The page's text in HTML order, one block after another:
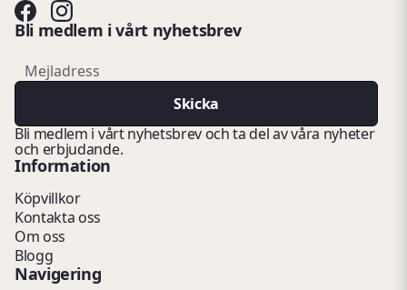
Bli medlem i vårt nyhetsbrev
email
Mejladress
Skicka
Bli medlem i vårt nyhetsbrev och ta del av våra nyheter
och erbjudande.
Information
Köpvillkor
Kontakta oss
Om oss
Blogg
Navigering